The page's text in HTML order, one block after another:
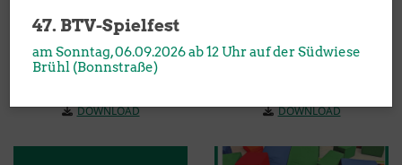
DOWNLOAD DOWNLOAD
47. BTV-Spielfest
am Sonntag, 06.09.2026 ab 12 Uhr auf der Südwiese
Brühl (Bonnstraße)